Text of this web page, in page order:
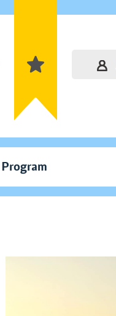
Program